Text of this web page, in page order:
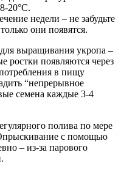
20°C.
недели – не забудьте
они появятся.
выращивания укропа –
ростки появляются через
в пищу
“непрерывное
семена каждые 3-4
полива по мере
с помощью
– из-за парового